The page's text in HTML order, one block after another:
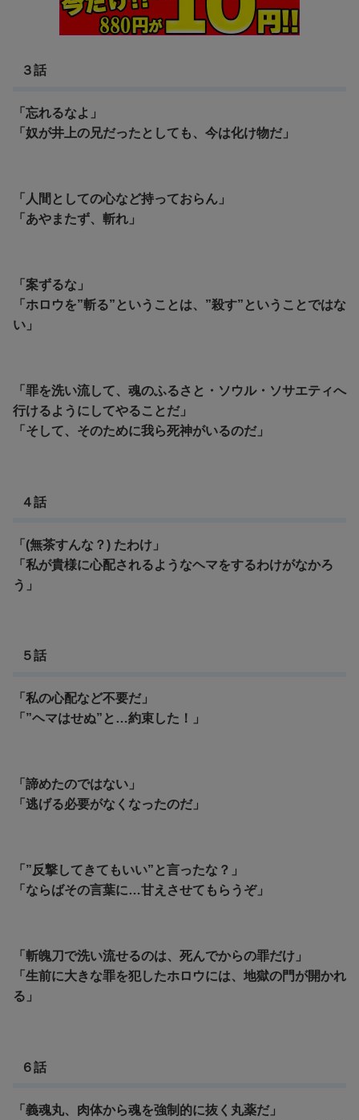
３話
「忘れるなよ」
「奴が井上の兄だったとしても、今は化け物だ」
「人間としての心など持っておらん」
「あやまたず、斬れ」
「案ずるな」
「ホロウを”斬る”ということは、”殺す”ということではな
い」
「罪を洗い流して、魂のふるさと・ソウル・ソサエティへ
行けるようにしてやることだ」
「そして、そのために我ら死神がいるのだ」
４話
「(無茶すんな？) たわけ」
「私が貴様に心配されるようなヘマをするわけがなかろ
う」
５話
「私の心配など不要だ」
「”ヘマはせぬ”と…約束した！
」
「諦めたのではない」
「逃げる必要がなくなったのだ」
「”反撃してきてもいい”と言ったな？」
「ならばその言葉に…甘えさせてもらうぞ」
「斬魄刀で洗い流せるのは、死んでからの罪だけ」
「生前に大きな罪を犯したホロウには、地獄の門が開かれ
る」
６話
「義魂丸、肉体から魂を強制的に抜く丸薬だ」